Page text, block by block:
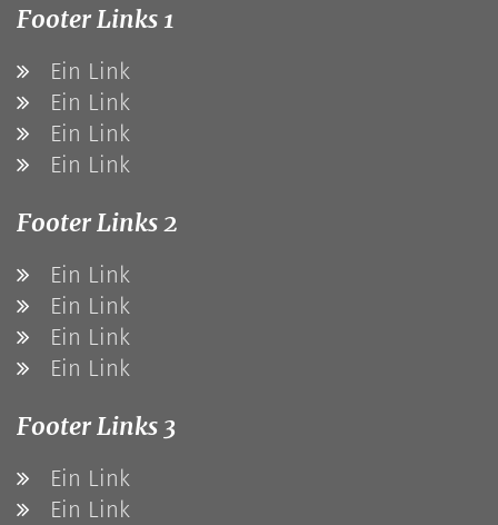
Footer Links 1
Ein Link
Ein Link
Ein Link
Ein Link
Footer Links 2
Ein Link
Ein Link
Ein Link
Ein Link
Footer Links 3
Ein Link
Ein Link